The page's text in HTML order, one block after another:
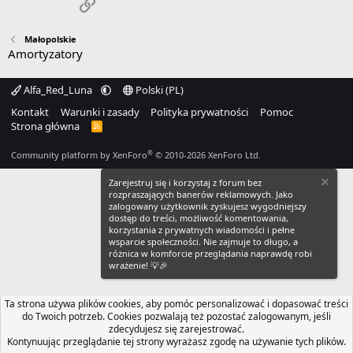
Małopolskie
Amortyzatory
Alfa_Red_Luna
Polski (PL)
Kontakt
Warunki i zasady Polityka prywatności
Pomoc
Strona główna
R
Community platform by XenForo® © 2010-2026 XenForo Ltd.
Zarejestruj się i korzystaj z forum bez
rozpraszających banerów reklamowych. Jako
zalogowany użytkownik zyskujesz wygodniejszy
dostęp do treści, możliwość komentowania,
korzystania z prywatnych wiadomości i pełne
wsparcie społeczności. Nie zajmuje to długo, a
różnica w komforcie przeglądania naprawdę robi
wrażenie! 💡🎉
Ta strona używa plików cookies, aby pomóc personalizować i dopasować treści
do Twoich potrzeb. Cookies pozwalają też pozostać zalogowanym, jeśli
zdecydujesz się zarejestrować.
Kontynuując przeglądanie tej strony wyrażasz zgodę na używanie tych plików.